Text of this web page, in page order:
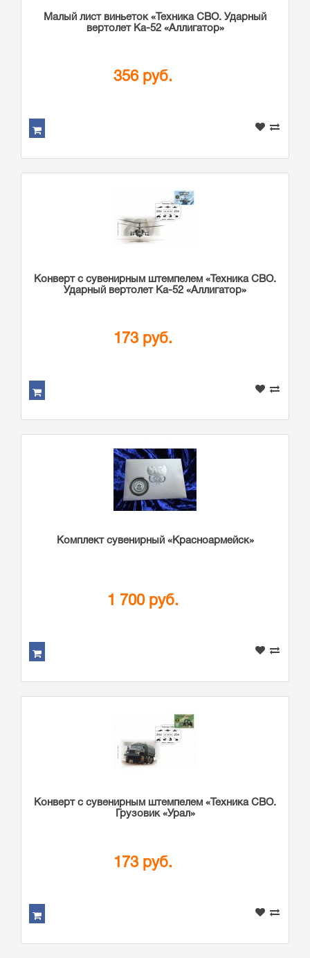
Малый лист виньеток «Техника СВО. Ударный
вертолет Ка-52 «Аллигатор»
356 руб.
Конверт с сувенирным штемпелем «Техника СВО.
Ударный вертолет Ка-52 «Аллигатор»
173 руб.
Комплект сувенирный «Красноармейск»
1 700 руб.
Конверт с сувенирным штемпелем «Техника СВО.
Грузовик «Урал»
173 руб.